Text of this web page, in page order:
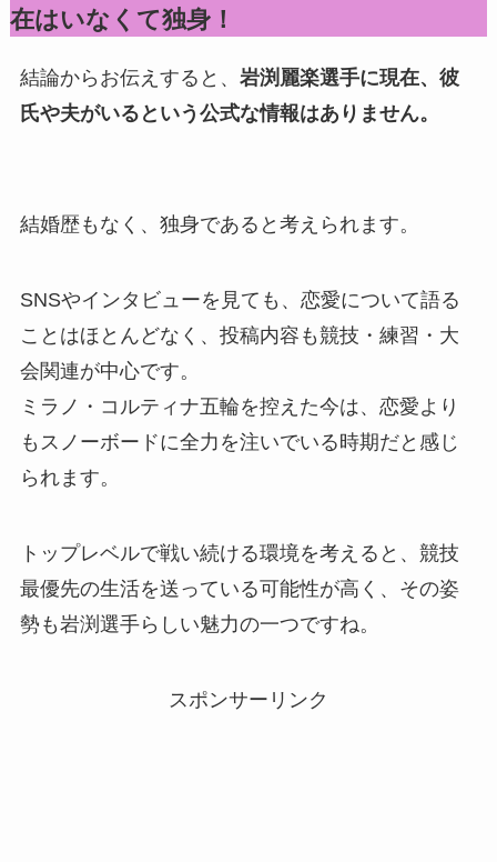
在はいなくて独身！
結論からお伝えすると、 岩渕麗楽選手に現在、彼
氏や夫がいるという公式な情報はありません。
結婚歴もなく、独身であると考えられます。
SNSやインタビューを見ても、恋愛について語る
ことはほとんどなく、投稿内容も競技・練習・大
会関連が中心です。
ミラノ・コルティナ五輪を控えた今は、恋愛より
もスノーボードに全力を注いでいる時期だと感じ
られます。
トップレベルで戦い続ける環境を考えると、競技
最優先の生活を送っている可能性が高く、その姿
勢も岩渕選手らしい魅力の一つですね。
スポンサーリンク